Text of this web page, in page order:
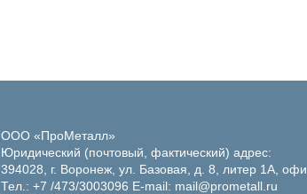
ООО «ПроМеталл»
Юридический (почтовый, фактический) адрес:
394028, г. Воронеж, ул. Базовая, д. 8, литер 1А,
Тел.: +7 /473/3003096 E-mail: mail@prometall.ru